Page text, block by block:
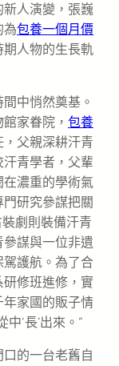
人演變，張巍
為包養一個月價
人物的生長軌
中悄然奠基。
家眷院， 包養
父親深耕汗青
青學者，父輩
濃重的學術氣
研究參謀把關
劇則裝備汗青
謀與一位非遺
護航。為了合
修班進修，實
家國的販子情
‘長’出來。”
的一台老舊自